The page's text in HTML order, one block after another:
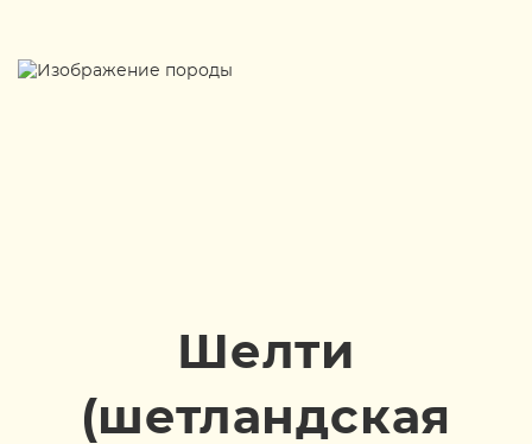
Шелти
(шетландская